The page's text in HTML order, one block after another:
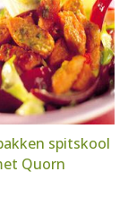
spitskool
Quorn